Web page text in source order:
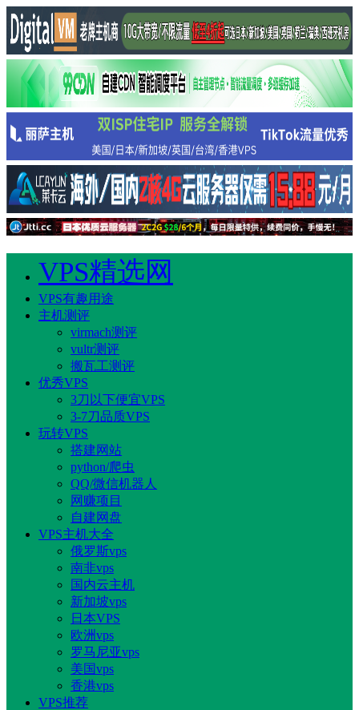
VPS精选网
VPS有趣用途
主机测评
virmach测评
vultr测评
搬瓦工测评
优秀VPS
3刀以下便宜VPS
3-7刀品质VPS
玩转VPS
搭建网站
python/爬虫
QQ/微信机器人
网赚项目
自建网盘
VPS主机大全
俄罗斯vps
南非vps
国内云主机
新加坡vps
日本VPS
欧洲vps
罗马尼亚vps
美国vps
香港vps
VPS推荐